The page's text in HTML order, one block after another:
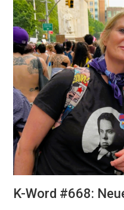
K-Word #668: